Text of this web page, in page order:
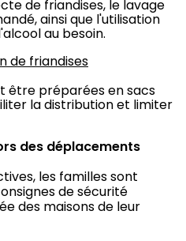
de friandises, le lavage
ainsi que l'utilisation
au besoin.
de friandises
être préparées en sacs
la distribution et limiter
des déplacements
les familles sont
de sécurité
des maisons de leur